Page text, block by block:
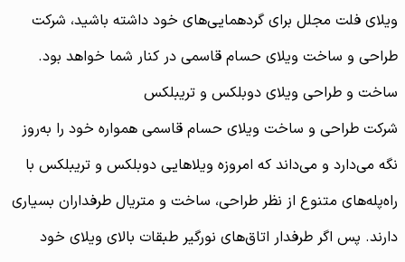
ویلای فلت مجلل برای گردهمایی‌های خود داشته باشید، شرکت
طراحی و ساخت ویلای حسام قاسمی در کنار شما خواهد بود.
ساخت و طراحی ویلای دوبلکس و تریبلکس
شرکت طراحی و ساخت ویلای حسام قاسمی همواره خود را به‌روز
نگه می‌دارد و می‌داند که امروزه ویلاهایی دوبلکس و تریبلکس با
راه‌پله‌های متنوع از نظر طراحی، ساخت و متریال طرفداران بسیاری
دارند. پس اگر طرفدار اتاق‌های نورگیر طبقات بالای ویلای خود